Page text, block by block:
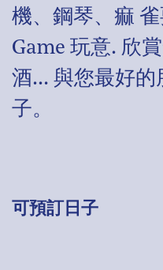
機、鋼琴、痲
Game 玩意. 欣
酒… 與您最好的
子。
可預訂日子